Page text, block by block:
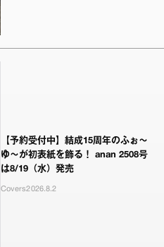
【予約受付中】結成15周年のふぉ～
ゆ～が初表紙を飾る！ anan 2508号
は8/19（水）発売
Covers2026.8.2